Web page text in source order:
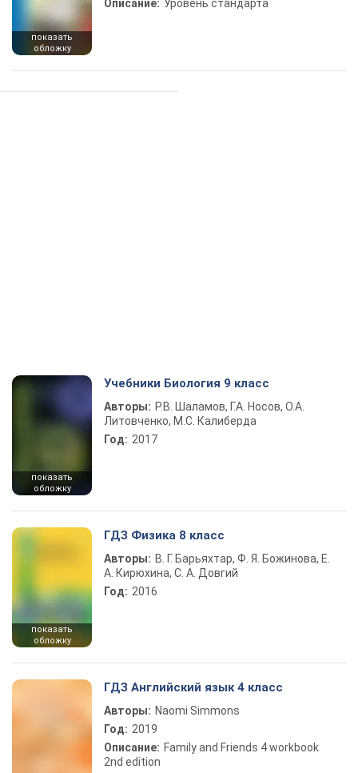
показать
обложку
Описание: Уровень стандарта
показать
обложку
Учебники Биология 9 класс
Авторы: Р.В. Шаламов, Г.А. Носов, О.А.
Литовченко, М.С. Калиберда
Год: 2017
показать
обложку
ГДЗ Физика 8 класс
Авторы: В. Г. Барьяхтар, Ф. Я. Божинова, Е.
А. Кирюхина, С. А. Довгий
Год: 2016
ГДЗ Английский язык 4 класс
Авторы: Naomi Simmons
Год: 2019
Описание: Family and Friends 4 workbook
2nd edition